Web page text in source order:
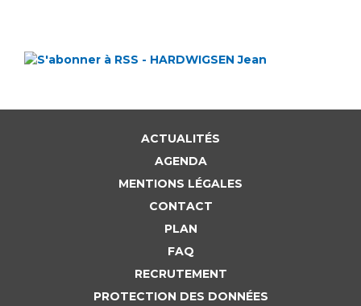
ACTUALITÉS
AGENDA
MENTIONS LÉGALES
CONTACT
PLAN
FAQ
RECRUTEMENT
PROTECTION DES DONNÉES